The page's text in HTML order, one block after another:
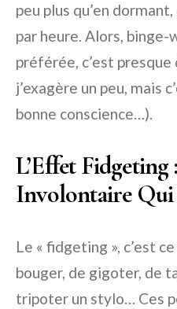
peu plus qu’en
par heure. Alors,
préférée, c’est presque
j’exagère un peu, mais
bonne conscience…).
L’Effet
Involontaire Qui
Le « fidgeting », c’est
bouger, de gigoter, de
tripoter un stylo… Ces